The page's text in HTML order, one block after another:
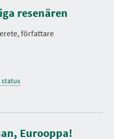
resenären
författare
status
Eurooppa!